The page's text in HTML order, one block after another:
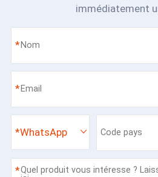
immédiatement
*
*
*WhatsApp
*